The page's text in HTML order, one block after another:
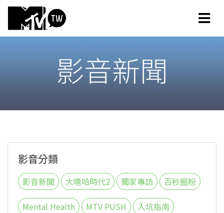
影音新聞
影音分類
影音新聞 大嘻哈時代2 獨家專訪 百秒圈粉
Mental Health MTV PUSH 入坑指南